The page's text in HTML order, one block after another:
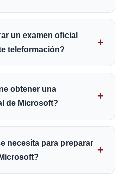
un examen oficial
teleformación?
obtener una
de Microsoft?
necesita para preparar